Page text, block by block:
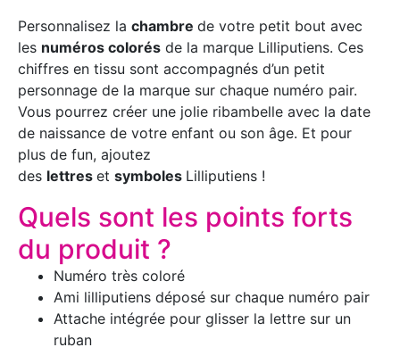
Personnalisez la chambre de votre petit bout avec
les numéros colorés de la marque Lilliputiens. Ces
chiffres en tissu sont accompagnés d’un petit
personnage de la marque sur chaque numéro pair.
Vous pourrez créer une jolie ribambelle avec la date
de naissance de votre enfant ou son âge. Et pour
plus de fun, ajoutez
des lettres et symboles Lilliputiens !
Quels sont les points forts
du produit ?
Numéro très coloré
Ami lilliputiens déposé sur chaque numéro pair
Attache intégrée pour glisser la lettre sur un
ruban